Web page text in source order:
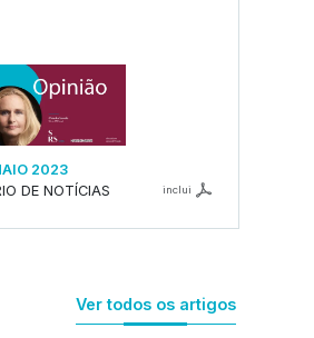
2023
DE NOTÍCIAS
inclui
Ver todos os artigos